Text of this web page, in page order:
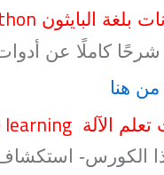
بلغة البايثون
كاملًا عن أدوات
من هنا
الآلة
الكورس- استكشاف